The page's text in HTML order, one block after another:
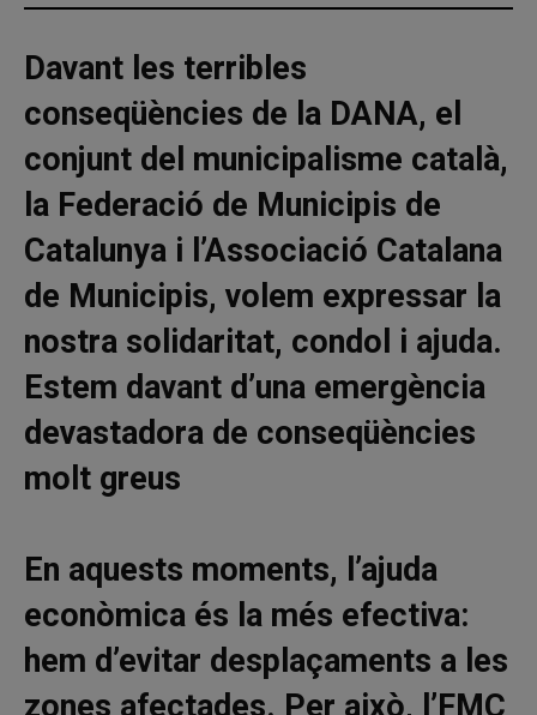
Davant les terribles
conseqüències de la DANA, el
conjunt del municipalisme català,
la Federació de Municipis de
Catalunya i l’Associació Catalana
de Municipis, volem expressar la
nostra solidaritat, condol i ajuda.
Estem davant d’una emergència
devastadora de conseqüències
molt greus
En aquests moments, l’ajuda
econòmica és la més efectiva:
hem d’evitar desplaçaments a les
zones afectades. Per això, l’FMC